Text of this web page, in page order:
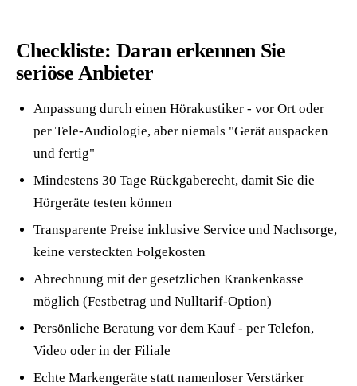
Checkliste: Daran erkennen Sie
seriöse Anbieter
Anpassung durch einen Hörakustiker - vor Ort oder
per Tele-Audiologie, aber niemals "Gerät auspacken
und fertig"
Mindestens 30 Tage Rückgaberecht, damit Sie die
Hörgeräte testen können
Transparente Preise inklusive Service und Nachsorge,
keine versteckten Folgekosten
Abrechnung mit der gesetzlichen Krankenkasse
möglich (Festbetrag und Nulltarif-Option)
Persönliche Beratung vor dem Kauf - per Telefon,
Video oder in der Filiale
Echte Markengeräte statt namenloser Verstärker